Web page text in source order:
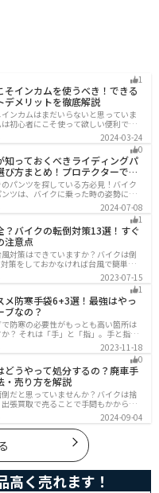
1
そインカムを使うべき！できる
デメリットを徹底解説
ンカムはまだいらないと思っていま
初心者にこそ使って欲しい便利で安
機器です。インカムでできることや
などまとめましたので、気になって
してください。
2024-03-24
0
知っておくべきライディングパ
び方まとめ！プロテクターで脚
パンツを探している方必見！バイク
ツは、バイクに乗った時の姿勢に最
快適にバイクに乗ることができま
蔵で安全性も高くなります。この記事
や種類など初心者が知っておくべき
。
2024-07-08
1
？バイクの転倒対策13選！すぐ
注意点
対策はできていますか？バイクは倒
策をしておかなければ台風で簡単に
大切な愛車に傷がつく前にしっかり
ょう。初心者でも簡単にできる台風
台風後にやるべきこともまとめてあ
ください。
2023-07-15
1
メ防寒手袋6+3選！最強はやっ
ブなの？
防寒の必要性がもっとも高い箇所は
？ それは「手」と「指」。手と指が
寒ジャケットをいくら着込んでも寒
できません。そんな防寒の要となる
紹介します。
2023-11-18
0
どうやって処分するの？廃車手
・売り方を解説
だと思っていませんか？バイクは捨
張買取で売ることで手間もかからず
る以外の選択肢も含めて処分方法を
、バイクを処分しようとしている人
い。
2024-09-04
高く売れます！